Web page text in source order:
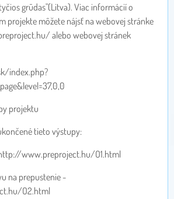
grūdas"(Litva). Viac informácií o
projekte môžete nájsť na webovej stránke
alebo webovej stránek
index.php?
projektu
tieto výstupy:
http://www.preproject.hu/O1.html
na prepustenie -
O2.html